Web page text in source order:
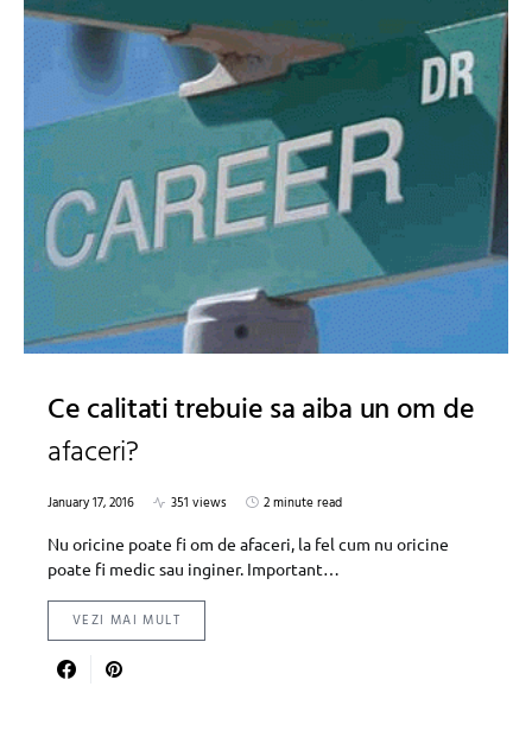
Ce calitati trebuie sa aiba un om de
afaceri?
January 17, 2016 351 views
2 minute read
Nu oricine poate fi om de afaceri, la fel cum nu oricine
poate fi medic sau inginer. Important…
VEZI MAI MULT